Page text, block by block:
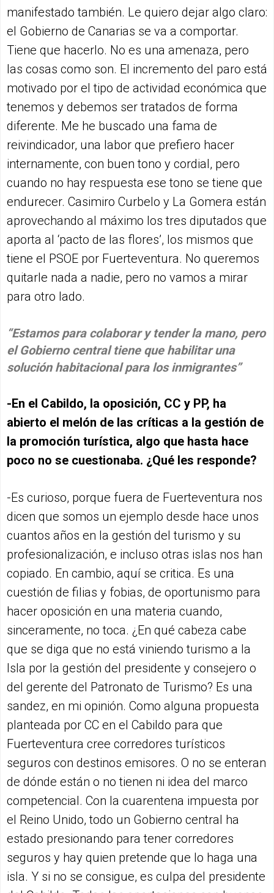
manifestado también. Le quiero dejar algo claro:
el Gobierno de Canarias se va a comportar.
Tiene que hacerlo. No es una amenaza, pero
las cosas como son. El incremento del paro está
motivado por el tipo de actividad económica que
tenemos y debemos ser tratados de forma
diferente. Me he buscado una fama de
reivindicador, una labor que prefiero hacer
internamente, con buen tono y cordial, pero
cuando no hay respuesta ese tono se tiene que
endurecer. Casimiro Curbelo y La Gomera están
aprovechando al máximo los tres diputados que
aporta al ‘pacto de las flores’, los mismos que
tiene el PSOE por Fuerteventura. No queremos
quitarle nada a nadie, pero no vamos a mirar
para otro lado.
“Estamos para colaborar y tender la mano, pero
el Gobierno central tiene que habilitar una
solución habitacional para los inmigrantes”
-En el Cabildo, la oposición, CC y PP, ha
abierto el melón de las críticas a la gestión de
la promoción turística, algo que hasta hace
poco no se cuestionaba. ¿Qué les responde?
-Es curioso, porque fuera de Fuerteventura nos
dicen que somos un ejemplo desde hace unos
cuantos años en la gestión del turismo y su
profesionalización, e incluso otras islas nos han
copiado. En cambio, aquí se critica. Es una
cuestión de filias y fobias, de oportunismo para
hacer oposición en una materia cuando,
sinceramente, no toca. ¿En qué cabeza cabe
que se diga que no está viniendo turismo a la
Isla por la gestión del presidente y consejero o
del gerente del Patronato de Turismo? Es una
sandez, en mi opinión. Como alguna propuesta
planteada por CC en el Cabildo para que
Fuerteventura cree corredores turísticos
seguros con destinos emisores. O no se enteran
de dónde están o no tienen ni idea del marco
competencial. Con la cuarentena impuesta por
el Reino Unido, todo un Gobierno central ha
estado presionando para tener corredores
seguros y hay quien pretende que lo haga una
isla. Y si no se consigue, es culpa del presidente